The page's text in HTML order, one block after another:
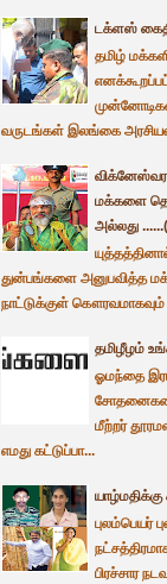
டக்ளஸ்
தமிழ்
வருடங்கள் இலங்கை
மக்களை
அல்லது
துன்பங்களை அனுபவித்த
நாட்டுக்குள்
தமிழீழம்
ஓமந்தை
சோதனைகளை
மீற்றர்
எமது கட்டுப்பா...
புலம்பெயர்
பிரச்சார